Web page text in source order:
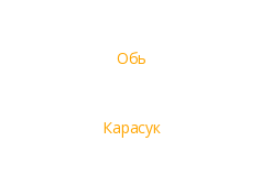
Обь
Карасук